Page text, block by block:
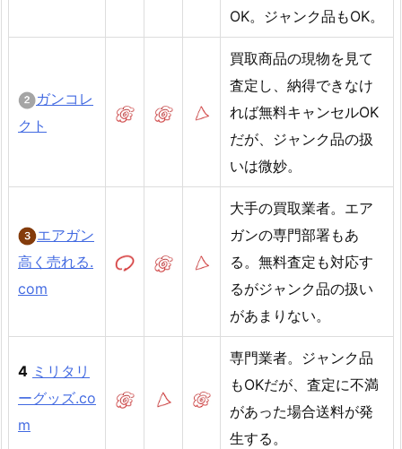
OK。ジャンク品もOK。
ガンコレ
クト
買取商品の現物を見て
査定し、納得できなけ
れば無料キャンセルOK
だが、ジャンク品の扱
いは微妙。
エアガン
高く売れる.
com
大手の買取業者。エア
ガンの専門部署もあ
る。無料査定も対応す
るがジャンク品の扱い
があまりない。
4 ミリタリ
ーグッズ.co
m
専門業者。ジャンク品
もOKだが、査定に不満
があった場合送料が発
生する。